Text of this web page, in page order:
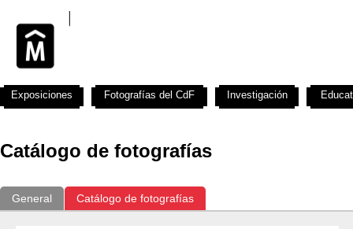
Catálogo de fotografías
General Catálogo de fotografías
Exposiciones Fotografías del CdF Investigación